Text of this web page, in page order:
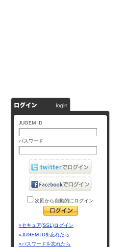
JUGEM ID
パスワード
次回から自動的にログイン
»セキュア(SSL)ログイン
»JUGEM IDを忘れたら
»パスワードを忘れたら